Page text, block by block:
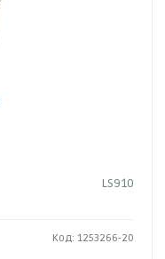
LS910
Код: 1253266-20